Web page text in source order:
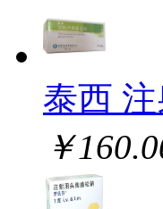
泰西
￥